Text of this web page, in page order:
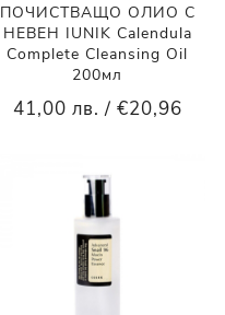
ПОЧИСТВАЩО ОЛИО С
НЕВЕН IUNIK Calendula
Complete Cleansing Oil
200мл
41,00 лв. / €20,96